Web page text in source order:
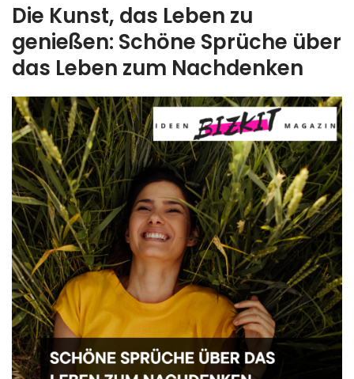
Die Kunst, das Leben zu
genießen: Schöne Sprüche über
das Leben zum Nachdenken